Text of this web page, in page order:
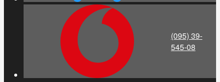
(095) 39-
545-08